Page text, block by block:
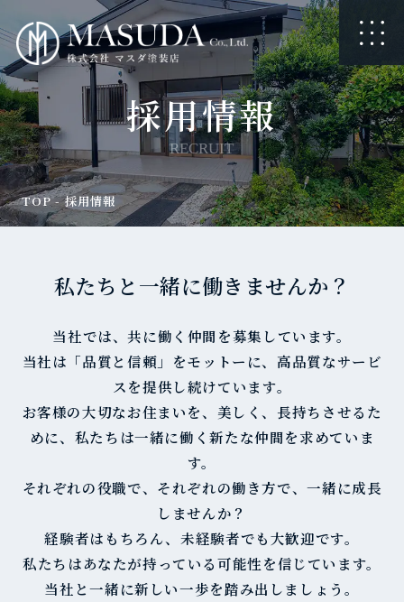
採用情報
RECRUIT
TOP-採用情報
私たちと一緒に働きませんか？
当社では、共に働く仲間を募集しています。
当社は「品質と信頼」をモットーに、高品質なサービ
スを提供し続けています。
お客様の大切なお住まいを、美しく、長持ちさせるた
めに、私たちは一緒に働く新たな仲間を求めていま
す。
それぞれの役職で、それぞれの働き方で、一緒に成長
しませんか？
経験者はもちろん、未経験者でも大歓迎です。
私たちはあなたが持っている可能性を信じています。
当社と一緒に新しい一歩を踏み出しましょう。